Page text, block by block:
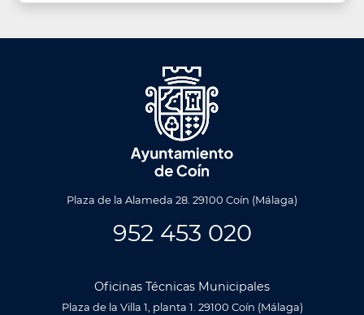
Plaza de la Alameda 28. 29100 Coín (Málaga)
952 453 020
Oficinas Técnicas Municipales
Plaza de la Villa 1, planta 1. 29100 Coín (Málaga)